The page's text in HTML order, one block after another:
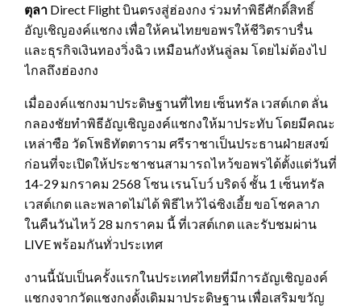
ตุลา Direct Flight บินตรงสู่ฮ่องกง ร่วมทำพิธีศักดิ์สิทธิ์
อัญเชิญองค์แชกง เพื่อให้คนไทยขอพรให้ชีวิตราบรื่น
และธุรกิจเงินทองวิ่งฉิว เหมือนกังหันลู่ลม โดยไม่ต้องไป
ไกลถึงฮ่องกง
เมื่อองค์แชกงมาประดิษฐานที่ไทย เซ็นทรัล เวสต์เกต ลั่น
กลองชัยทำพิธีอัญเชิญองค์แชกงให้มาประทับ โดยมีคณะ
เหล่าซือ วัดโพธิทัตตาราม ศรีราชาเป็นประธานฝ่ายสงฆ์
ก่อนที่จะเปิดให้ประชาชนสามารถไหว้ขอพรได้ตั้งแต่วันที่
14-29 มกราคม 2568 โซน เรนโบว์ บริดจ์ ชั้น 1 เซ็นทรัล
เวสต์เกต และพลาดไม่ได้ พิธีไหว้ไฉ่ซิงเอี้ย ขอโชคลาภ
ในคืนวันไหว้ 28 มกราคม นี้ ที่เวสต์เกต และรับชมผ่าน
LIVE พร้อมกันทั่วประเทศ
งานนี้นับเป็นครั้งแรกในประเทศไทยที่มีการอัญเชิญองค์
แชกงจากวัดแชงกงดั้งเดิมมาประดิษฐาน เพื่อเสริมขวัญ